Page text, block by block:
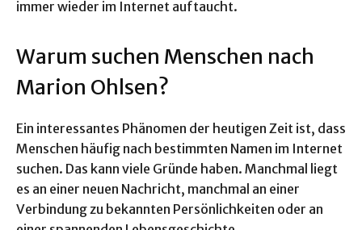
immer wieder im Internet auftaucht.
Warum suchen Menschen nach
Marion Ohlsen?
Ein interessantes Phänomen der heutigen Zeit ist, dass
Menschen häufig nach bestimmten Namen im Internet
suchen. Das kann viele Gründe haben. Manchmal liegt
es an einer neuen Nachricht, manchmal an einer
Verbindung zu bekannten Persönlichkeiten oder an